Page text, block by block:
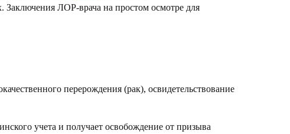
Заключения ЛОР-врача на простом осмотре для
перерождения (рак), освидетельствование
учета и получает освобождение от призыва